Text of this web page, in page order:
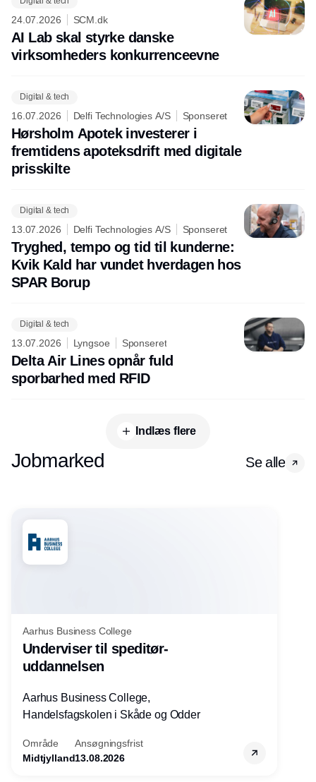
24.07.2026 SCM.dk
AI Lab skal styrke danske
virksomheders konkurrenceevne
Digital & tech
16.07.2026 Delfi Technologies A/S Sponseret
Hørsholm Apotek investerer i
fremtidens apoteksdrift med digitale
prisskilte
Digital & tech
13.07.2026 Delfi Technologies A/S Sponseret
Tryghed, tempo og tid til kunderne:
Kvik Kald har vundet hverdagen hos
SPAR Borup
Digital & tech
13.07.2026 Lyngsoe Sponseret
Delta Air Lines opnår fuld
sporbarhed med RFID
Indlæs flere
Jobmarked Se alle
Aarhus Business College
Underviser til speditør-
uddannelsen
Aarhus Business College,
Handelsfagskolen i Skåde og Odder
Område
Midtjylland
Ansøgningsfrist
13.08.2026